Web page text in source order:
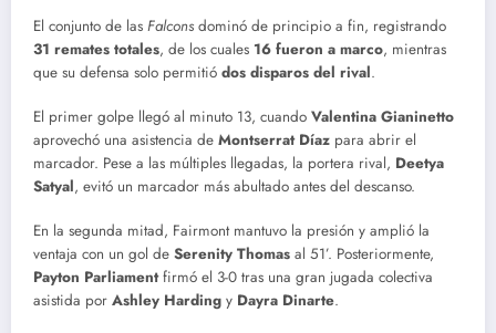
El conjunto de las Falcons dominó de principio a fin, registrando
31 remates totales, de los cuales 16 fueron a marco, mientras
que su defensa solo permitió dos disparos del rival.
El primer golpe llegó al minuto 13, cuando Valentina Gianinetto
aprovechó una asistencia de Montserrat Díaz para abrir el
marcador. Pese a las múltiples llegadas, la portera rival, Deetya
Satyal, evitó un marcador más abultado antes del descanso.
En la segunda mitad, Fairmont mantuvo la presión y amplió la
ventaja con un gol de Serenity Thomas al 51’. Posteriormente,
Payton Parliamentfirmó el 3-0 tras una gran jugada colectiva
asistida por Ashley Harding y Dayra Dinarte.